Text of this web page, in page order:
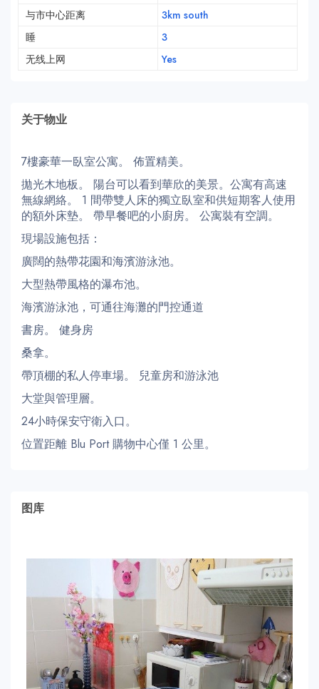
与市中心距离
3km south
睡
3
无线上网
Yes
关于物业
7樓豪華一臥室公寓。 佈置精美。
拋光木地板。 陽台可以看到華欣的美景。公寓有高速
無線網絡。 1 間帶雙人床的獨立臥室和供短期客人使用
的額外床墊。 帶早餐吧的小廚房。 公寓裝有空調。
現場設施包括：
廣闊的熱帶花園和海濱游泳池。
大型熱帶風格的瀑布池。
海濱游泳池，可通往海灘的門控通道
書房。 健身房
桑拿。
帶頂棚的私人停車場。 兒童房和游泳池
大堂與管理層。
24小時保安守衛入口。
位置距離 Blu Port 購物中心僅 1 公里。
图库